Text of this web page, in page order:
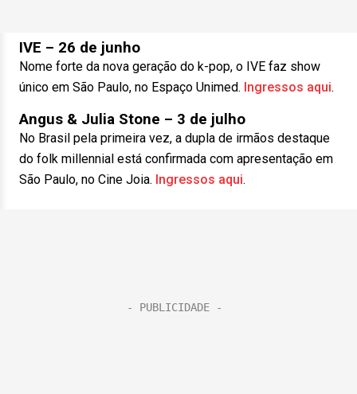
IVE – 26 de junho
Nome forte da nova geração do k-pop, o IVE faz show
único em São Paulo, no Espaço Unimed. Ingressos aqui.
Angus & Julia Stone – 3 de julho
No Brasil pela primeira vez, a dupla de irmãos destaque
do folk millennial está confirmada com apresentação em
São Paulo, no Cine Joia. Ingressos aqui.